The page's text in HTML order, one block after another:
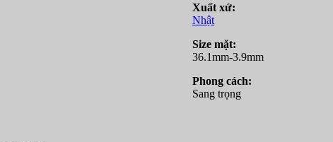
Xuất xứ:
Nhật
Size mặt:
36.1mm-3.9mm
Phong cách:
Sang trọng